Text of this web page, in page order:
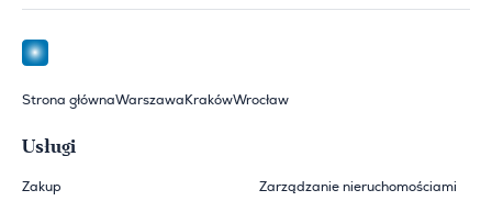
Strona głównaWarszawa KrakówWrocław
Usługi
Zakup
Zarządzanie nieruchomościami